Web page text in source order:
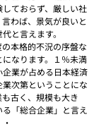
ておらず、厳しい社
わば、景気が良いと
と言えます。
本格的不況の序盤な
なります。１％未満
業が占める日本経済
次第ということにな
古く、規模も大き
「総合企業」と言え